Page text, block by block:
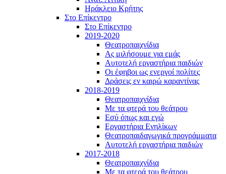
Ηράκλειο Κρήτης
Στο Επίκεντρο
Στο Επίκεντρο
2019-2020
Θεατροπαιχνίδια
Ας μιλήσουμε για εμάς
Αυτοτελή εργαστήρια παιδιών
Οι έφηβοι ως ενεργοί πολίτες
Δράσεις εν καιρώ καραντίνας
2018-2019
Θεατροπαιχνίδια
Με τα φτερά του θεάτρου
Εσύ όπως και εγώ
Εργαστήρια Ενηλίκων
Θεατροπαιδαγωγικά προγράμματα
Αυτοτελή εργαστήρια παιδιών
2017-2018
Θεατροπαιχνίδια
Με τα φτερά του θεάτρου